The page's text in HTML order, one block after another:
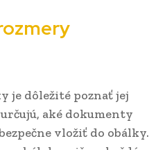
je dôležité poznať jej
určujú, aké dokumenty
vložiť do obálky.